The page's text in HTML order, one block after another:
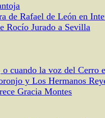
de Rafael de León en
Rocío Jurado a Sevilla
o cuando la voz del Cerro
y Los Hermanos
Gracia Montes